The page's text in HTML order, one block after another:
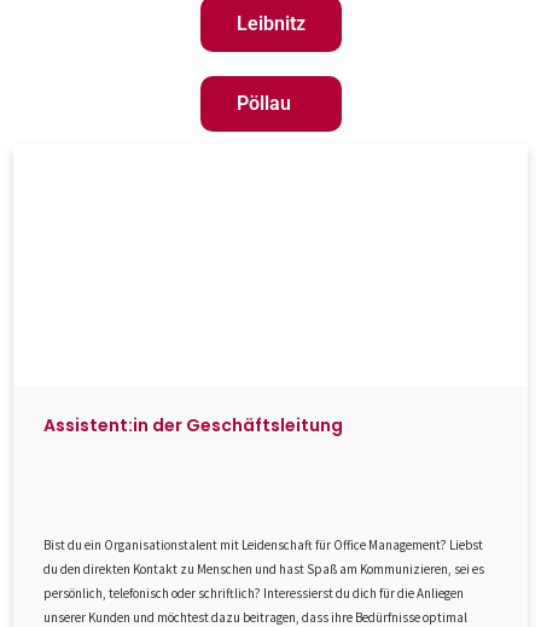
Leibnitz
Pöllau
Assistent:in der Geschäftsleitung
Bist du ein Organisationstalent mit Leidenschaft für Office Management? Liebst
du den direkten Kontakt zu Menschen und hast Spaß am Kommunizieren, sei es
persönlich, telefonisch oder schriftlich? Interessierst du dich für die Anliegen
unserer Kunden und möchtest dazu beitragen, dass ihre Bedürfnisse optimal